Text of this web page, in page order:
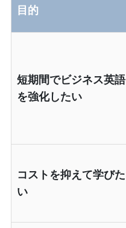
目的
短期間でビジネス英語
を強化したい
コストを抑えて学びた
い